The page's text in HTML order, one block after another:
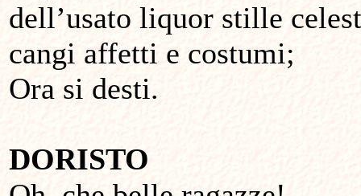
dell’usato liquor stille
cangi affetti e costumi;
Ora si desti.
DORISTO